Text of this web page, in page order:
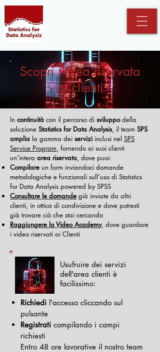
Scopri l'area riservata
ai clienti
In continuità con il percorso di sviluppodella
soluzione Statistics for Data Analysis, il team SPS
amplia la gamma dei servizi inclusi nel SPS
Service Program, fornendo ai suoi clienti
un’intera area riservata, dove puoi:
Compilare un form inviandoci domande
metodologiche e funzionali sull’uso di Statistics
for Data Analysis powered by SPSS
Consultare le domande già inviate da altri
clienti, in ottica di condivisione e dove potresti
già trovare ciò che stai cercando
Raggiungere la Video Academy, dove guardare
i video riservati ai Clienti
Usufruire dei servizi
dell'area clienti è
facilissimo:
Richiedi l'accesso cliccando sul
pulsante
Registrati compilando i campi
richiesti
Entro 48 ore lavorative il nostro team